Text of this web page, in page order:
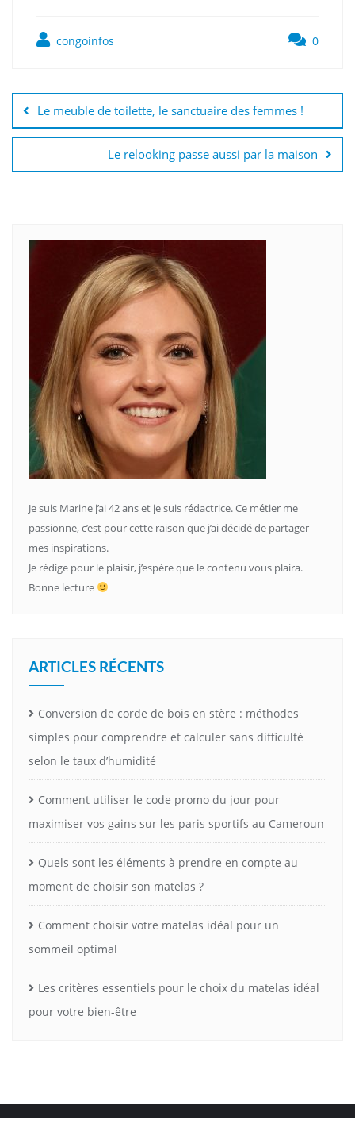
congoinfos 0
de
l’article
Le meuble de toilette, le sanctuaire des femmes !
Le relooking passe aussi par la maison
Je suis Marine j’ai 42 ans et je suis rédactrice. Ce métier me
passionne, c’est pour cette raison que j’ai décidé de partager
mes inspirations.
Je rédige pour le plaisir, j’espère que le contenu vous plaira.
Bonne lecture
ARTICLES RÉCENTS
Conversion de corde de bois en stère : méthodes
simples pour comprendre et calculer sans difficulté
selon le taux d’humidité
Comment utiliser le code promo du jour pour
maximiser vos gains sur les paris sportifs au Cameroun
Quels sont les éléments à prendre en compte au
moment de choisir son matelas ?
Comment choisir votre matelas idéal pour un
sommeil optimal
Les critères essentiels pour le choix du matelas idéal
pour votre bien-être